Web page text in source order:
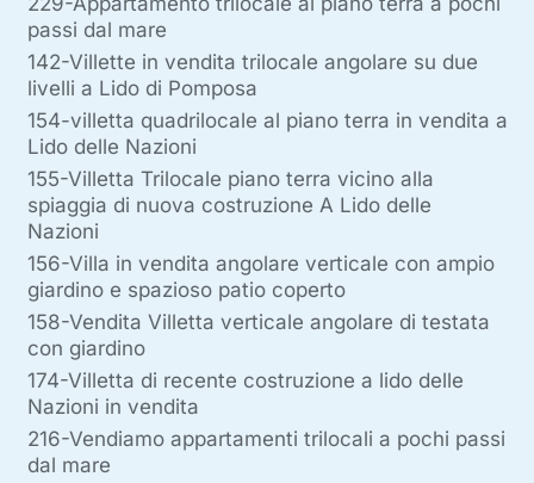
passi dal mare
142-Villette in vendita trilocale angolare su due
livelli a Lido di Pomposa
154-villetta quadrilocale al piano terra in vendita a
Lido delle Nazioni
155-Villetta Trilocale piano terra vicino alla
spiaggia di nuova costruzione A Lido delle
Nazioni
156-Villa in vendita angolare verticale con ampio
giardino e spazioso patio coperto
158-Vendita Villetta verticale angolare di testata
con giardino
174-Villetta di recente costruzione a lido delle
Nazioni in vendita
216-Vendiamo appartamenti trilocali a pochi passi
dal mare